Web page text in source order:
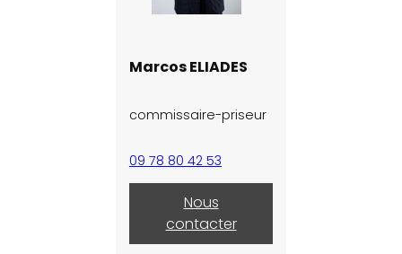
Marcos ELIADES
commissaire-priseur
09 78 80 42 53
Nous
contacter